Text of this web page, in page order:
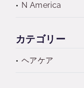
N America
カテゴリー
ヘアケア